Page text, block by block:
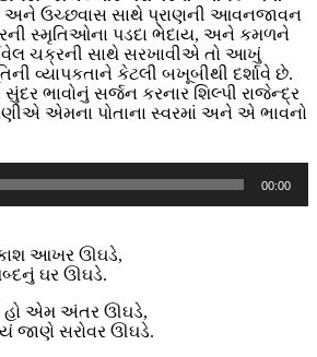
અને ઉચ્છવાસ સાથે પ્રાણની આવનજાવન
સ્મૃતિઓના પડદા ભેદાય, અને કમળને
ચક્રની સાથે સરખાવીએ તો આખું
વ્યાપકતાને કેટલી બખૂબીથી દર્શાવે છે.
ભાવોનું સર્જન કરનાર શિલ્પી રાજેન્દ્ર
એમના પોતાના સ્વરમાં અને એ ભાવનો
00:00
આખર ઊઘડે,
ઘર ઊઘડે.
હો એમ અંતર ઊઘડે,
જાણે સરોવર ઊઘડે.